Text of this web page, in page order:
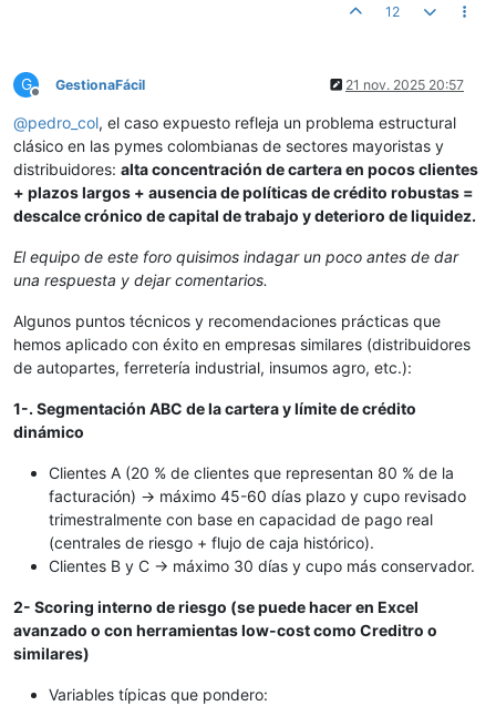
12
G
Desconectado
GestionaFácil 21 nov. 2025 20:57
@pedro_col, el caso expuesto refleja un problema estructural
clásico en las pymes colombianas de sectores mayoristas y
distribuidores: alta concentración de cartera en pocos clientes
+ plazos largos + ausencia de políticas de crédito robustas =
descalce crónico de capital de trabajo y deterioro de liquidez.
El equipo de este foro quisimos indagar un poco antes de dar
una respuesta y dejar comentarios.
Algunos puntos técnicos y recomendaciones prácticas que
hemos aplicado con éxito en empresas similares (distribuidores
de autopartes, ferretería industrial, insumos agro, etc.):
1-. Segmentación ABC de la cartera y límite de crédito
dinámico
Clientes A (20 % de clientes que representan 80 % de la
facturación) → máximo 45-60 días plazo y cupo revisado
trimestralmente con base en capacidad de pago real
(centrales de riesgo + flujo de caja histórico).
Clientes B y C → máximo 30 días y cupo más conservador.
2- Scoring interno de riesgo (se puede hacer en Excel
avanzado o con herramientas low-cost como Creditro o
similares)
Variables típicas que pondero: